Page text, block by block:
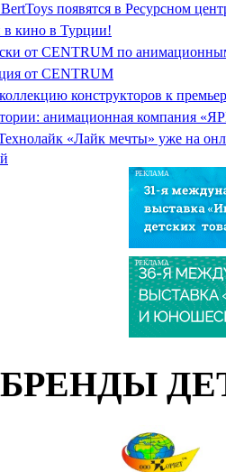
появятся в Ресурсном
кино в Турции!
от CENTRUM по
от CENTRUM
конструкторов к
анимационная компания
«Лайк мечты» уже на
РЕКЛАМА
РЕКЛАМА
БРЕНДЫ